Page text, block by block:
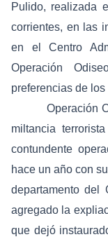
Pulido, realizada
corrientes, en las
en el Centro
Operación
preferencias de
Operación
miltancia
contundente
hace un año con
departamento del
agregado la
que dejó